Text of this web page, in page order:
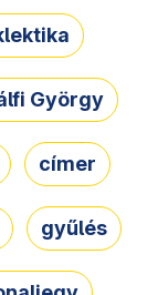
György
címer
gyűlés